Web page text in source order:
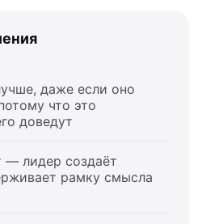
даже если оно
что это
доведут
— лидер создаёт
рамку смысла